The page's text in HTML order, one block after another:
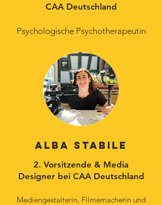
CAA Deutschland
Psychologische Psychotherapeutin
alba stabile
2. Vorsitzende & Media
Designer bei CAA Deutschland
Mediengestalterin, Filmemacherin und